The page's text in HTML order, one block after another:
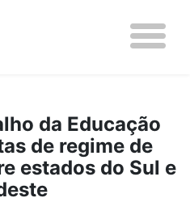
da Educação
de regime de
estados do Sul e